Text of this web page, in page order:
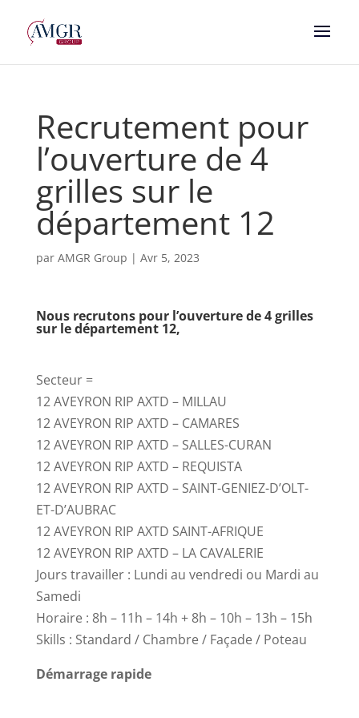
Recrutement pour
l’ouverture de 4
grilles sur le
département 12
par AMGR Group | Avr 5, 2023
Nous recrutons pour l’ouverture de 4 grilles
sur le département 12,
Secteur =
12 AVEYRON RIP AXTD – MILLAU
12 AVEYRON RIP AXTD – CAMARES
12 AVEYRON RIP AXTD – SALLES-CURAN
12 AVEYRON RIP AXTD – REQUISTA
12 AVEYRON RIP AXTD – SAINT-GENIEZ-D’OLT-
ET-D’AUBRAC
12 AVEYRON RIP AXTD SAINT-AFRIQUE
12 AVEYRON RIP AXTD – LA CAVALERIE
Jours travailler : Lundi au vendredi ou Mardi au
Samedi
Horaire : 8h – 11h – 14h + 8h – 10h – 13h – 15h
Skills : Standard / Chambre / Façade / Poteau
Démarrage rapide